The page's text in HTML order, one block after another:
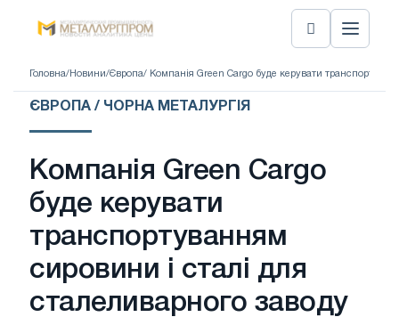
Головна/ Новини/Європа/ Компанія Green Cargo буде керувати
ЄВРОПА / ЧОРНА МЕТАЛУРГІЯ
Компанія Green Cargo
буде керувати
транспортуванням
сировини і сталі для
сталеливарного заводу